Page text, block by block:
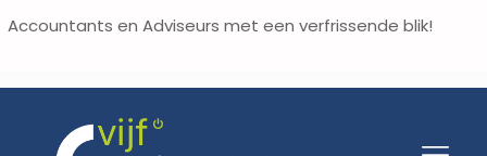
Accountants en Adviseurs met een verfrissende blik!